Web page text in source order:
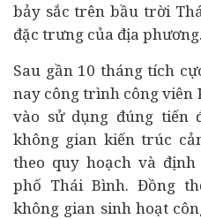
bảy sắc trên bầu trời
đặc trưng của địa
Sau gần 10 tháng tích
nay công trình công viên
vào sử dụng đúng tiến
không gian kiến trúc
theo quy hoạch và
phố Thái Bình. Đồng
không gian sinh hoạt